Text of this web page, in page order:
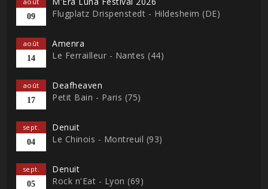
09
Flugplatz Drispenstedt - Hildesheim (DE)
août
14
Amenra
Le Ferrailleur - Nantes (44)
août
17
Deafheaven
Petit Bain - Paris (75)
sept.
04
Denuit
Le Chinois - Montreuil (93)
sept.
05
Denuit
Rock n'Eat - Lyon (69)